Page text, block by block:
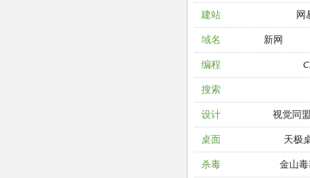
建站 网
域名 新网
编程
搜索
设计 视觉同
桌面 天极
杀毒 金山